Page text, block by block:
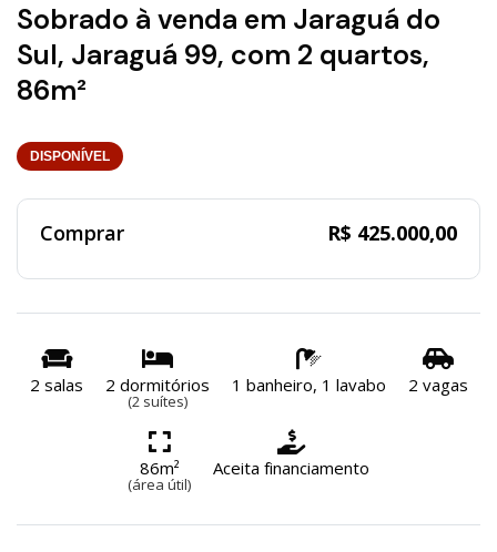
Sobrado à venda em Jaraguá do
Sul, Jaraguá 99, com 2 quartos,
86m²
DISPONÍVEL
Comprar R$ 425.000,00
2 salas 2 dormitórios
(2 suítes)
1 banheiro, 1 lavabo 2 vagas
86m²
(área útil)
Aceita financiamento